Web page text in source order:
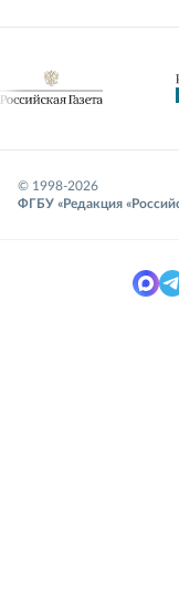
© 1998-2026
ФГБУ «Редакция